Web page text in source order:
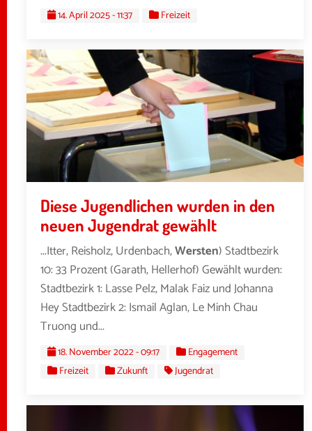
14. April 2025 - 11:37 Freizeit
Diese Jugendlichen wurden in den
neuen Jugendrat gewählt
...Itter, Reisholz, Urdenbach,Wersten) Stadtbezirk
10: 33 Prozent (Garath, Hellerhof) Gewählt wurden:
Stadtbezirk 1: Lasse Pelz, Malak Faiz und Johanna
Hey Stadtbezirk 2: Ismail Aglan, Le Minh Chau
Truong und...
18. November 2022 - 09:17
Engagement
Freizeit
Zukunft Jugendrat